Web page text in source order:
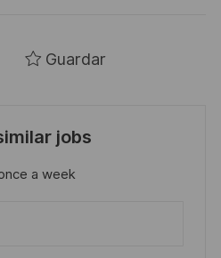
Guardar
jobs
a week